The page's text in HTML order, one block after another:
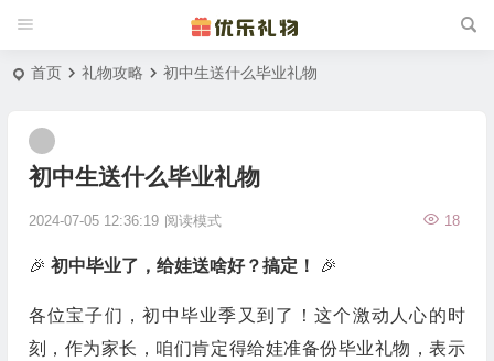
首页 礼物攻略 初中生送什么毕业礼物
初中生送什么毕业礼物
2024-07-05 12:36:19 18
阅读模式
🎉 初中毕业了，给娃送啥好？搞定！ 🎉
各位宝子们，初中毕业季又到了！这个激动人心的时
刻，作为家长，咱们肯定得给娃准备份毕业礼物，表示